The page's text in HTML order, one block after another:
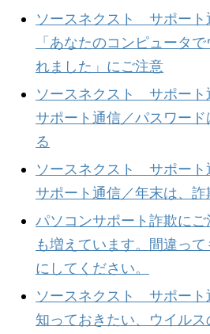
ソースネクスト サポー
「あなたのコンピュータ
れました」にご注意
ソースネクスト サポー
サポート通信／パスワー
る
ソースネクスト サポー
サポート通信／年末は、
パソコンサポート詐欺に
も増えています。間違っ
にしてください。
ソースネクスト サポー
知っておきたい、ウイル